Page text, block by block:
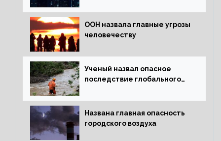
ООН назвала главные угрозы
человечеству
Ученый назвал опасное
последствие глобального
Названа главная опасность
городского воздуха